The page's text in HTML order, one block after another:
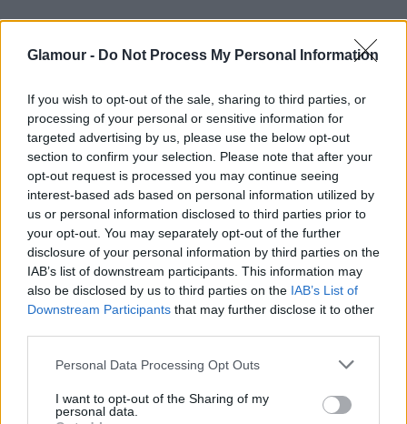
Glamour - Do Not Process My Personal Information
If you wish to opt-out of the sale, sharing to third parties, or
processing of your personal or sensitive information for
targeted advertising by us, please use the below opt-out
section to confirm your selection. Please note that after your
opt-out request is processed you may continue seeing
interest-based ads based on personal information utilized by
us or personal information disclosed to third parties prior to
your opt-out. You may separately opt-out of the further
disclosure of your personal information by third parties on the
IAB’s list of downstream participants. This information may
also be disclosed by us to third parties on the IAB’s List of
Downstream Participants that may further disclose it to other
Please note that this website/app uses one or more Google
not limited to your visit or usage behaviour. You may click to
grant or deny consent to Google and its third-party tags to
Personal Data Processing Opt Outs
I want to opt-out of the Sharing of my
personal data.